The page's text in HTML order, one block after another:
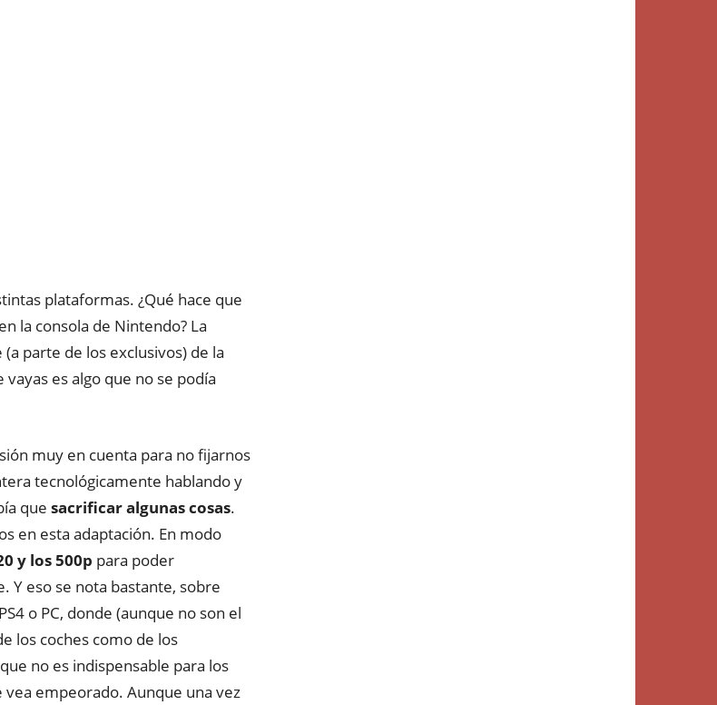
plataformas. ¿Qué hace que
la consola de Nintendo? La
parte de los exclusivos) de la
es algo que no se podía
muy en cuenta para no fijarnos
tecnológicamente hablando y
que sacrificar algunas cosas.
en esta adaptación. En modo
y los 500p para poder
Y eso se nota bastante, sobre
o PC, donde (aunque no son el
los coches como de los
no es indispensable para los
empeorado. Aunque una vez